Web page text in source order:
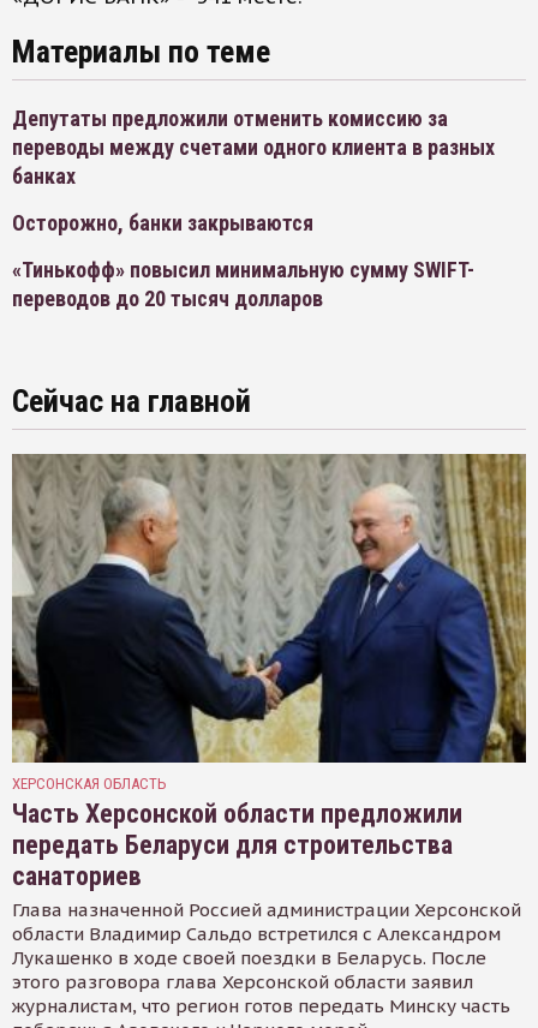
Материалы по теме
Депутаты предложили отменить комиссию за
переводы между счетами одного клиента в разных
банках
Осторожно, банки закрываются
«Тинькофф» повысил минимальную сумму SWIFT-
переводов до 20 тысяч долларов
Сейчас на главной
ХЕРСОНСКАЯ ОБЛАСТЬ
Часть Херсонской области предложили
передать Беларуси для строительства
санаториев
Глава назначенной Россией администрации Херсонской
области Владимир Сальдо встретился с Александром
Лукашенко в ходе своей поездки в Беларусь. После
этого разговора глава Херсонской области заявил
журналистам, что регион готов передать Минску часть